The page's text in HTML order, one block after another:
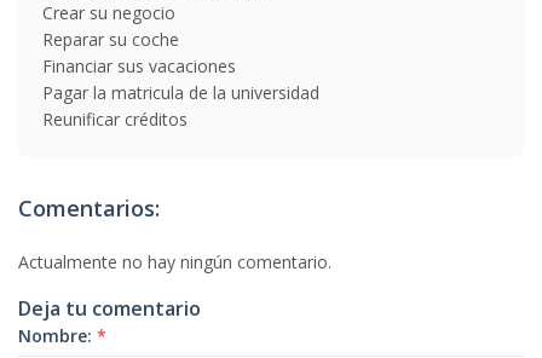
Crear su negocio
Reparar su coche
Financiar sus vacaciones
Pagar la matricula de la universidad
Reunificar créditos
Comentarios:
Actualmente no hay ningún comentario.
Deja tu comentario
Nombre: *